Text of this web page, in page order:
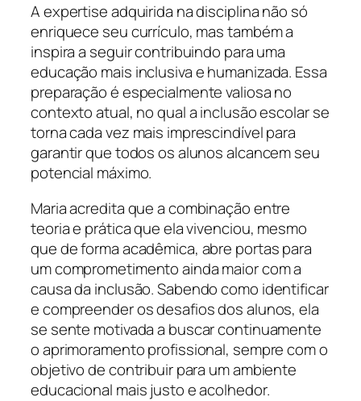
A expertise adquirida na disciplina não só
enriquece seu currículo, mas também a
inspira a seguir contribuindo para uma
educação mais inclusiva e humanizada. Essa
preparação é especialmente valiosa no
contexto atual, no qual a inclusão escolar se
torna cada vez mais imprescindível para
garantir que todos os alunos alcancem seu
potencial máximo.
Maria acredita que a combinação entre
teoria e prática que ela vivenciou, mesmo
que de forma acadêmica, abre portas para
um comprometimento ainda maior com a
causa da inclusão. Sabendo como identificar
e compreender os desafios dos alunos, ela
se sente motivada a buscar continuamente
o aprimoramento profissional, sempre com o
objetivo de contribuir para um ambiente
educacional mais justo e acolhedor.